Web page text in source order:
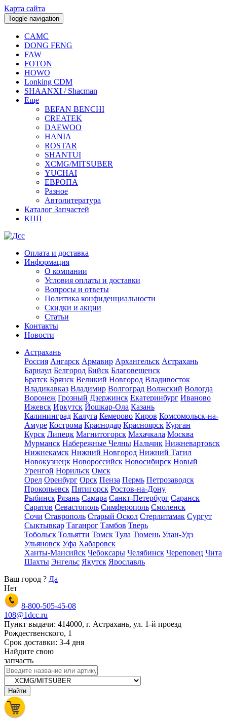
Карта сайта
Toggle navigation
CAMC
DONG FENG
FAW
FOTON
HOWO
Lonking CDM
SHAANXI / Shacman
Еще
BEFAN BENCHI
CREATEK
DAEWOO
HANIA
ROSTAR
SHANTUI
XCMG/MITSUBER
YUCHAI
ЕВРОПА
Разное
Aвтолитература
Каталог Запчастей
КПП
Оплата и доставка
Информация
О компании
Условия оплаты и доставки
Вопросы и ответы
Политика конфиденциальности
Скидки и акции
Статьи
Контакты
Новости
Астрахань
Россия Ангарск Армавир Архангельск Астрахань
Барнаул Белгород Бийск Благовещенск
Братск Брянск Великий Новгород Владивосток
Владикавказ Владимир Волгоград Волжский Вологда
Воронеж Грозный Дзержинск Екатеринбург Иваново
Ижевск Иркутск Йошкар-Ола Казань
Калининград Калуга Кемерово Киров Комсомольск-на-
Амуре Кострома Краснодар Красноярск Курган
Курск Липецк Магнитогорск Махачкала Москва
Мурманск Набережные Челны Нальчик Нижневартовск
Нижнекамск Нижний Новгород Нижний Тагил
Новокузнецк Новороссийск Новосибирск Новый
Уренгой Норильск Омск
Орел Оренбург Орск Пенза Пермь Петрозаводск
Прокопьевск Пятигорск Ростов-на-Дону
Рыбинск Рязань Самара Санкт-Петербург Саранск
Саратов Севастополь Симферополь Смоленск
Сочи Ставрополь Старый Оскол Стерлитамак Сургут
Сыктывкар Таганрог Тамбов Тверь
Тобольск Тольятти Томск Тула Тюмень Улан-Удэ
Ульяновск Уфа Хабаровск
Ханты-Мансийск Чебоксары Челябинск Череповец Чита
Шахты Энгельс Якутск Ярославль
Ваш город ? Да
Нет
8-800-505-45-08
108@1dcc.ru
Пункт выдачи: 414000, г. Астрахань, ул. 1-й проезд
Рождественского, 1
Срок доставки: 3-4 дня
Найдите свою
запчасть